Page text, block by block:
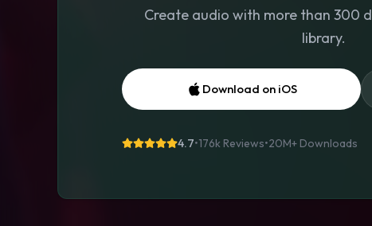
Create audio with more than 300
library.
Download on iOS
4.7•176k Reviews•20M+ Downloads